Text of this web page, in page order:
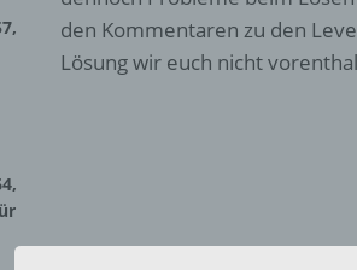
den Kommentaren zu den
Lösung wir euch nicht